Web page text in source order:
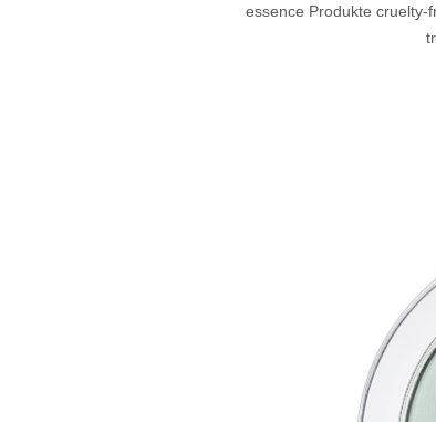
essence Produkte cruelty-